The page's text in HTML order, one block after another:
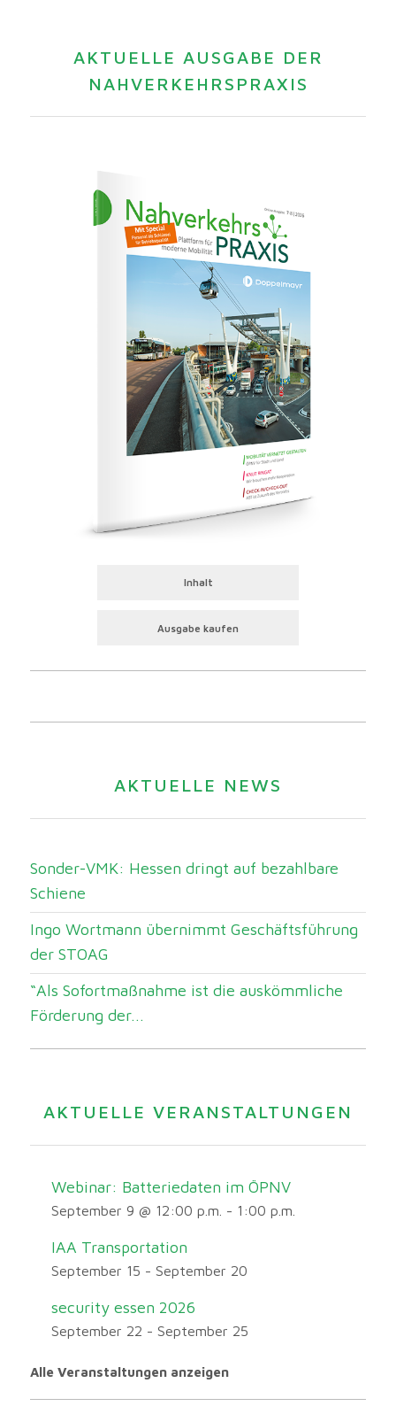
AKTUELLE AUSGABE DER
NAHVERKEHRSPRAXIS
Inhalt
Ausgabe kaufen
AKTUELLE NEWS
Sonder-VMK: Hessen dringt auf bezahlbare
Schiene
Ingo Wortmann übernimmt Geschäftsführung
der STOAG
“Als Sofortmaßnahme ist die auskömmliche
Förderung der...
AKTUELLE VERANSTALTUNGEN
Webinar: Batteriedaten im ÖPNV
September 9 @ 12:00 p.m. - 1:00 p.m.
IAA Transportation
September 15 - September 20
security essen 2026
September 22 - September 25
Alle Veranstaltungen anzeigen